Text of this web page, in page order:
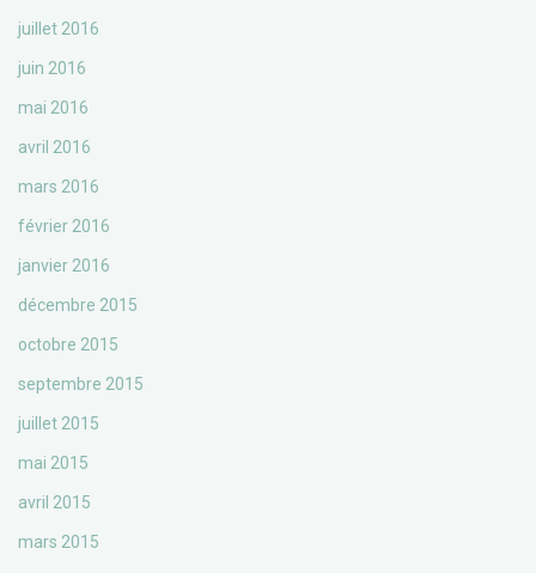
juillet 2016
juin 2016
mai 2016
avril 2016
mars 2016
février 2016
janvier 2016
décembre 2015
octobre 2015
septembre 2015
juillet 2015
mai 2015
avril 2015
mars 2015